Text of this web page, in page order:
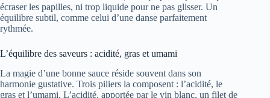
écraser les papilles, ni trop liquide pour ne pas glisser. Un
équilibre subtil, comme celui d’une danse parfaitement
rythmée.
L’équilibre des saveurs : acidité, gras et umami
La magie d’une bonne sauce réside souvent dans son
harmonie gustative. Trois piliers la composent : l’acidité, le
gras et l’umami. L’acidité, apportée par le vin blanc, un filet de